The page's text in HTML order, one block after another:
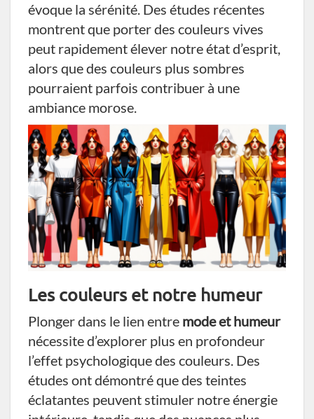
évoque la sérénité. Des études récentes
montrent que porter des couleurs vives
peut rapidement élever notre état d’esprit,
alors que des couleurs plus sombres
pourraient parfois contribuer à une
ambiance morose.
Les couleurs et notre humeur
Plonger dans le lien entre mode et humeur
nécessite d’explorer plus en profondeur
l’effet psychologique des couleurs. Des
études ont démontré que des teintes
éclatantes peuvent stimuler notre énergie